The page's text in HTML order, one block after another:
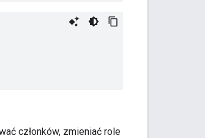
członków, zmieniać role